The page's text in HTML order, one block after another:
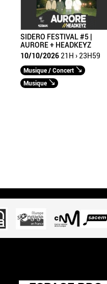
SIDERO FESTIVAL #5 |
AURORE + HEADKEYZ
10/10/2026 21H › 23H59
Musique / Concert
Musique